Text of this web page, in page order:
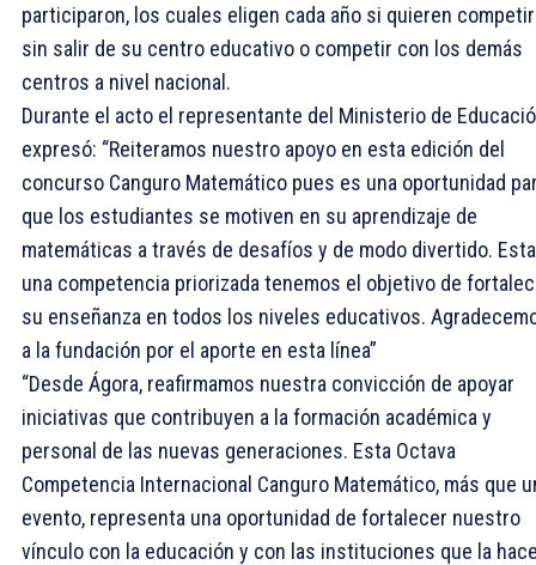
participaron, los cuales eligen cada año si quieren competir
sin salir de su centro educativo o competir con los demás
centros a nivel nacional.
Durante el acto el representante del Ministerio de
expresó: “Reiteramos nuestro apoyo en esta edición del
concurso Canguro Matemático pues es una oportunidad
que los estudiantes se motiven en su aprendizaje de
matemáticas a través de desafíos y de modo divertido.
una competencia priorizada tenemos el objetivo de
su enseñanza en todos los niveles educativos.
a la fundación por el aporte en esta línea”
“Desde Ágora, reafirmamos nuestra convicción de apoyar
iniciativas que contribuyen a la formación académica y
personal de las nuevas generaciones. Esta Octava
Competencia Internacional Canguro Matemático, más que
evento, representa una oportunidad de fortalecer nuestro
vínculo con la educación y con las instituciones que la